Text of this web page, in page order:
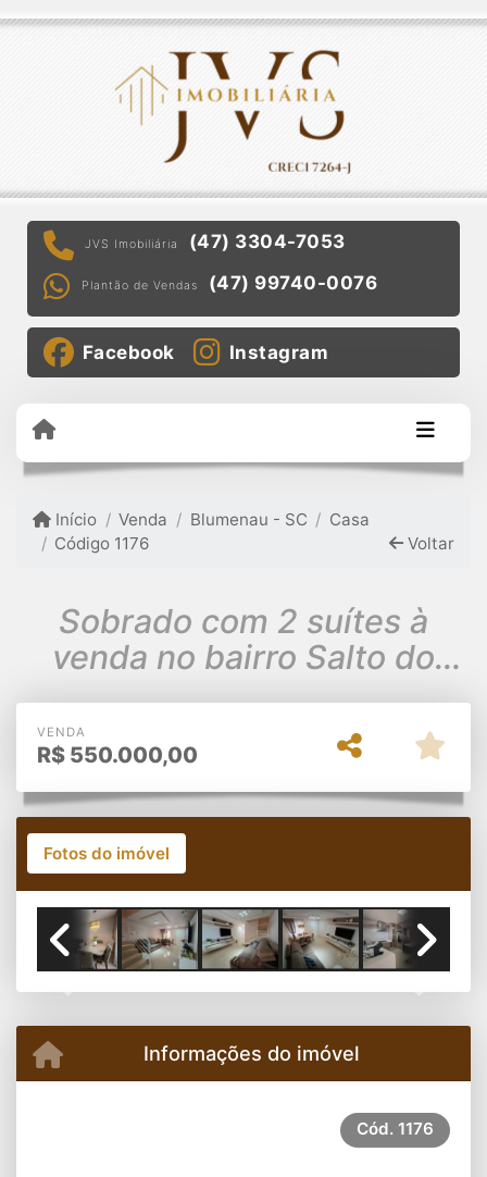
JVS Imobiliária (47) 3304-7053
Plantão de Vendas (47) 99740-0076
Facebook Instagram
Início Venda Blumenau - SC
Casa
Código 1176
Voltar
Sobrado com 2 suítes à
venda no bairro Salto do
Norte por R$ 550.000
VENDA
R$ 550.000,00
Fotos do imóvel
Informações do imóvel
Cód. 1176